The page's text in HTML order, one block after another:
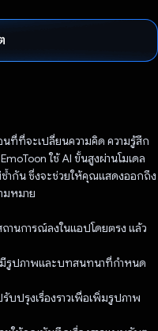
ที่ที่จะเปลี่ยนความคิด ความรู้สึก
ใช้ AI ขั้นสูงผ่านโมเดล
ำกัน ซึ่งจะช่วยให้คุณแสดงออกถึง
มหมาย
ถานการณ์ลงในแอปโดยตรง แล้ว
มีรูปภาพและบทสนทนาที่กำหนด
บปรุงเรื่องราวเพื่อเพิ่มรูปภาพ